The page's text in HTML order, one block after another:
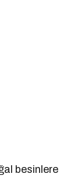
besinlere